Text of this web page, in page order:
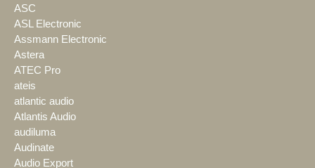
ASC
ASL Electronic
Assmann Electronic
Astera
ATEC Pro
ateis
atlantic audio
Atlantis Audio
audiluma
Audinate
Audio Export